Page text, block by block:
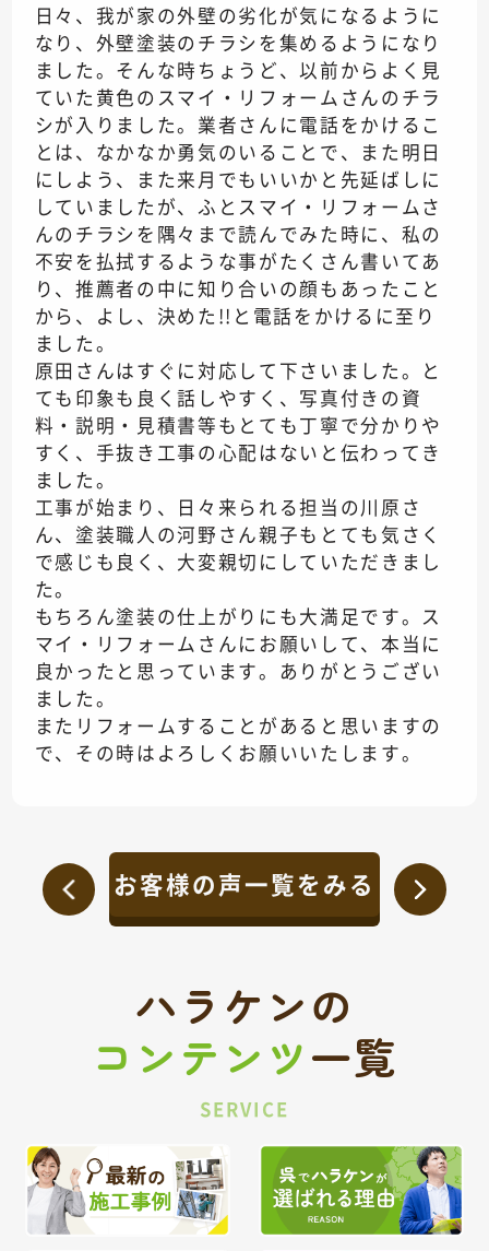
日々、我が家の外壁の劣化が気になるように
なり、外壁塗装のチラシを集めるようになり
ました。そんな時ちょうど、以前からよく見
ていた黄色のスマイ・リフォームさんのチラ
シが入りました。業者さんに電話をかけるこ
とは、なかなか勇気のいることで、また明日
にしよう、また来月でもいいかと先延ばしに
していましたが、ふとスマイ・リフォームさ
んのチラシを隅々まで読んでみた時に、私の
不安を払拭するような事がたくさん書いてあ
り、推薦者の中に知り合いの顔もあったこと
から、よし、決めた!!と電話をかけるに至り
ました。
原田さんはすぐに対応して下さいました。と
ても印象も良く話しやすく、写真付きの資
料・説明・見積書等もとても丁寧で分かりや
すく、手抜き工事の心配はないと伝わってき
ました。
工事が始まり、日々来られる担当の川原さ
ん、塗装職人の河野さん親子もとても気さく
で感じも良く、大変親切にしていただきまし
た。
もちろん塗装の仕上がりにも大満足です。ス
マイ・リフォームさんにお願いして、本当に
良かったと思っています。ありがとうござい
ました。
またリフォームすることがあると思いますの
で、その時はよろしくお願いいたします。
お客様の声一覧をみる
ハラケンの
コンテンツ一覧
SERVICE